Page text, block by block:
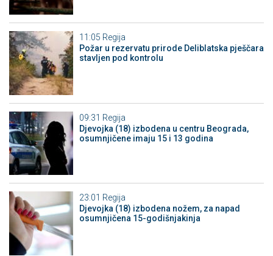
11:05 Regija
Požar u rezervatu prirode Deliblatska pješčara
stavljen pod kontrolu
09:31 Regija
Djevojka (18) izbodena u centru Beograda,
osumnjičene imaju 15 i 13 godina
23:01 Regija
Djevojka (18) izbodena nožem, za napad
osumnjičena 15-godišnjakinja